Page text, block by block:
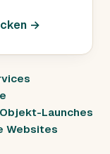
→
Launches
Websites